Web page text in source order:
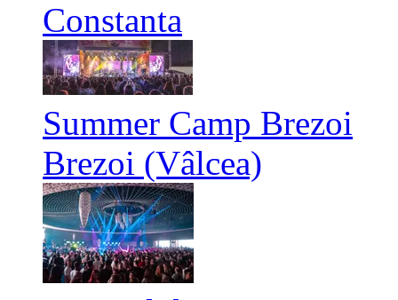
Constanta
Summer Camp Brezoi
Brezoi (Vâlcea)